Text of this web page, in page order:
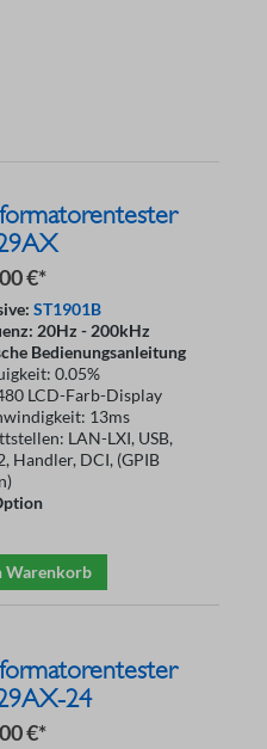
€*
ST1901B
20Hz - 200kHz
Bedienungsanleitung
0.05%
LCD-Farb-Display
13ms
LAN-LXI, USB,
Handler, DCI, (GPIB
Warenkorb
24
€*